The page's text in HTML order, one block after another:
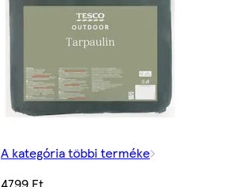
A kategória többi terméke